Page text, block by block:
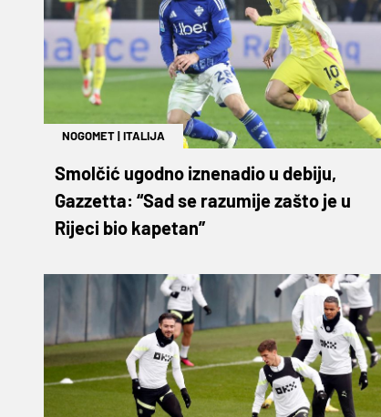
NOGOMET|ITALIJA
Smolčić ugodno iznenadio u debiju,
Gazzetta: “Sad se razumije zašto je u
Rijeci bio kapetan”